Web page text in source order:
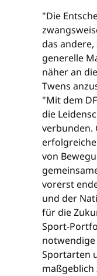
"Die
das
generelle
näher an
Twens
"Mit dem
die
verbunden.
von
vorerst
und der
für die
Sport-
Sportarten